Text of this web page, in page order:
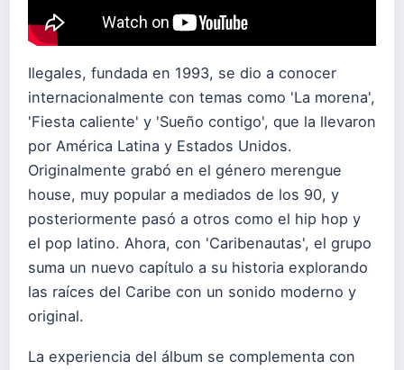
Ilegales, fundada en 1993, se dio a conocer
internacionalmente con temas como 'La morena',
'Fiesta caliente' y 'Sueño contigo', que la llevaron
por América Latina y Estados Unidos.
Originalmente grabó en el género merengue
house, muy popular a mediados de los 90, y
posteriormente pasó a otros como el hip hop y
el pop latino. Ahora, con 'Caribenautas', el grupo
suma un nuevo capítulo a su historia explorando
las raíces del Caribe con un sonido moderno y
original.
La experiencia del álbum se complementa con